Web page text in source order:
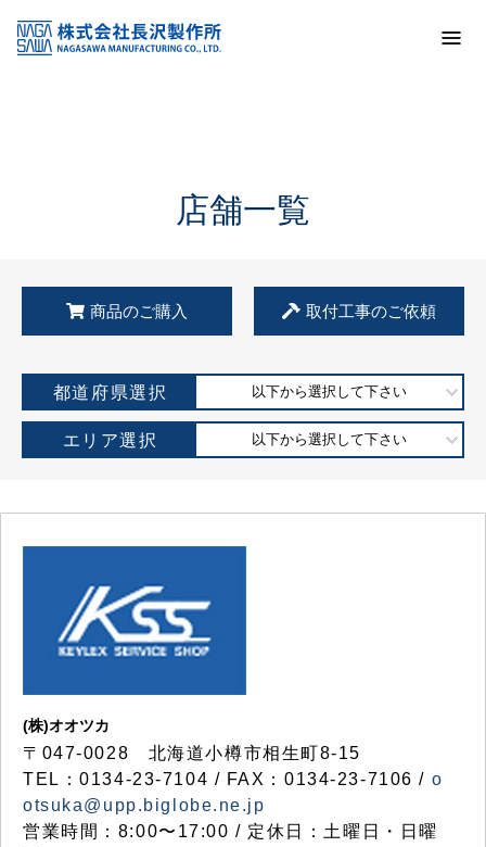
KSS加盟店・取扱店情報
店舗一覧
店舗一覧
商品のご購入 取付工事のご依頼
都道府県選択 以下から選択して下さい
エリア選択 以下から選択して下さい
(株)オオツカ
〒047-0028 北海道小樽市相生町8-15
TEL：0134-23-7104 / FAX：0134-23-7106 / o
otsuka@upp.biglobe.ne.jp
営業時間：8:00〜17:00 / 定休日：土曜日・日曜